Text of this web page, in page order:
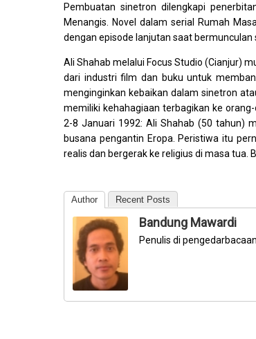
Pembuatan sinetron dilengkapi
Menangis. Novel dalam serial Rumah
dengan episode lanjutan saat
Ali Shahab melalui Focus Studio (Cianjur)
dari industri film dan buku untuk
menginginkan kebaikan dalam sinetron
memiliki kehahagiaan terbagikan ke
2-8 Januari 1992: Ali Shahab (50 tahun)
busana pengantin Eropa. Peristiwa itu
realis dan bergerak ke religius di masa tua.
Author Recent Posts
Bandung Mawardi
Penulis di